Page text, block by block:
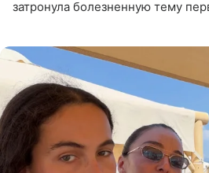
затронула болезненную тему